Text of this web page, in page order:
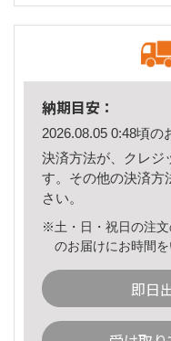
納期目安：
2026.08.05 0:48頃の
決済方法が、クレジ
す。その他の決済方
さい。
※土・日・祝日の注
のお届けにお時間
即日